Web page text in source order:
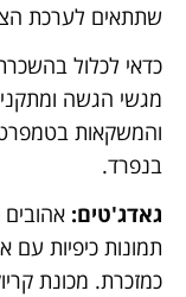
שתתאים לערכת
כדאי לכלול
מגשי הגשה
והמשקאות
בנפרד.
גאדג'טים:
תמונות כיפיות עם
כמזכרת. מכונת